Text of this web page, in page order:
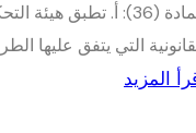
المادة (36): أ. تطبق
التي يتفق عليها
المزيد